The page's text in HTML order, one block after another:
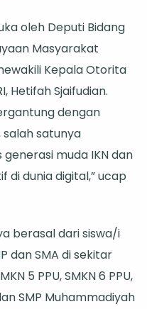
oleh Deputi Bidang
Masyarakat
Kepala Otorita
Hetifah Sjaifudian.
dengan
salah satunya
muda IKN dan
dunia digital,” ucap
berasal dari siswa/i
dan SMA di sekitar
5 PPU, SMKN 6 PPU,
SMP Muhammadiyah